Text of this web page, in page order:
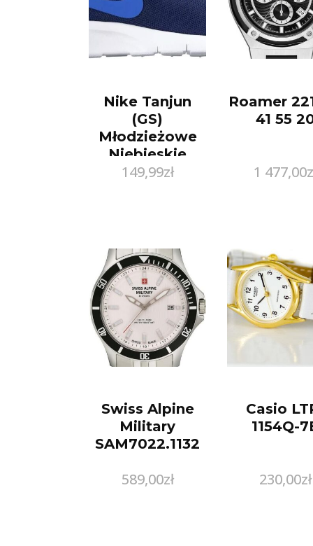
Nike Tanjun
(GS)
Młodzieżowe
Niebieskie
(818381-401)
149,99zł
Roamer
41 55
1 477,00
Swiss Alpine
Military
SAM7022.1132
589,00zł
Casio
1154Q-
230,00zł